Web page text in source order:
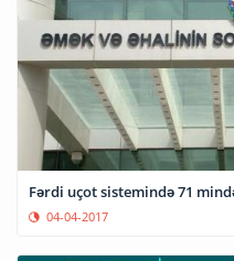
04-04-2017